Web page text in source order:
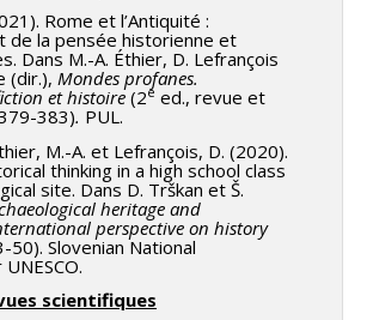
Rome et l’Antiquité :
de la pensée historienne et
Dans M.-A. Éthier, D. Lefrançois
(dir.), Mondes profanes.
et histoire (2e ed., revue et
383). PUL.
M.-A. et Lefrançois, D. (2020).
thinking in a high school class
site. Dans D. Trškan et Š.
heritage and
perspective on history
50). Slovenian National
scientifiques